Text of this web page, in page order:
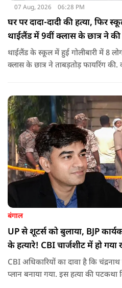
07 Aug, 2026 06:28 PM
घर पर दादा-दादी की हत्या,
थाईलैंड में 9वीं क्लास के छात्र ने
थाईलैंड के स्कूल में हुई गोलीबारी में 8
क्लास के छात्र ने ताबड़तोड़ फायरिंग की.
बंगाल
UP से शूटर्स को बुलाया, BJP
के हत्यारे! CBI चार्जशीट में हो
CBI अधिकारियों का दावा है कि
प्लान बनाया गया. इस हत्या की पटकथा